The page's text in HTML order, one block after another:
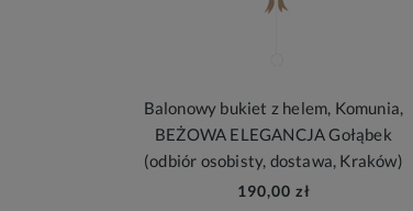
Balonowy bukiet z helem, Komunia,
BEŻOWA ELEGANCJA Gołąbek
(odbiór osobisty, dostawa, Kraków)
190,00 zł